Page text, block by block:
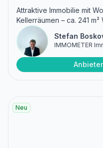
Attraktive Immobilie mit
Kellerräumen – ca. 241
Stefan
IMMOMETER
Neu